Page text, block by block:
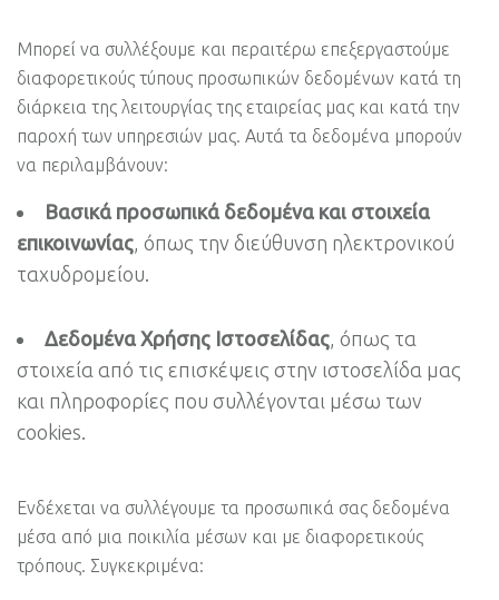
Μπορεί να συλλέξουμε και περαιτέρω επεξεργαστούμε
διαφορετικούς τύπους προσωπικών δεδομένων κατά τη
διάρκεια της λειτουργίας της εταιρείας μας και κατά την
παροχή των υπηρεσιών μας. Αυτά τα δεδομένα μπορούν
να περιλαμβάνουν:
Βασικά προσωπικά δεδομένα και στοιχεία
επικοινωνίας, όπως την διεύθυνση ηλεκτρονικού
ταχυδρομείου.
Δεδομένα Xρήσης Ιστοσελίδας, όπως τα
στοιχεία από τις επισκέψεις στην ιστοσελίδα μας
και πληροφορίες που συλλέγονται μέσω των
cookies.
Ενδέχεται να συλλέγουμε τα προσωπικά σας δεδομένα
μέσα από μια ποικιλία μέσων και με διαφορετικούς
τρόπους. Συγκεκριμένα: